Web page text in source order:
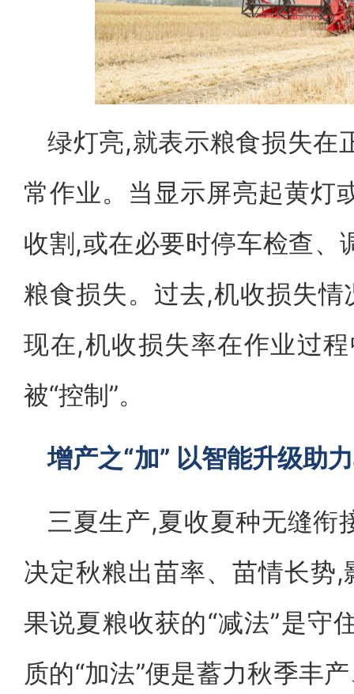
绿灯亮,就表示粮食损失在
常作业。当显示屏亮起黄灯
收割,或在必要时停车检查、
粮食损失。过去,机收损失
现在,机收损失率在作业过程
被“控制”。
增产之“加” 以智能升级助
三夏生产,夏收夏种无缝衔
决定秋粮出苗率、苗情长势
果说夏粮收获的“减法”是守
质的“加法”便是蓄力秋季丰